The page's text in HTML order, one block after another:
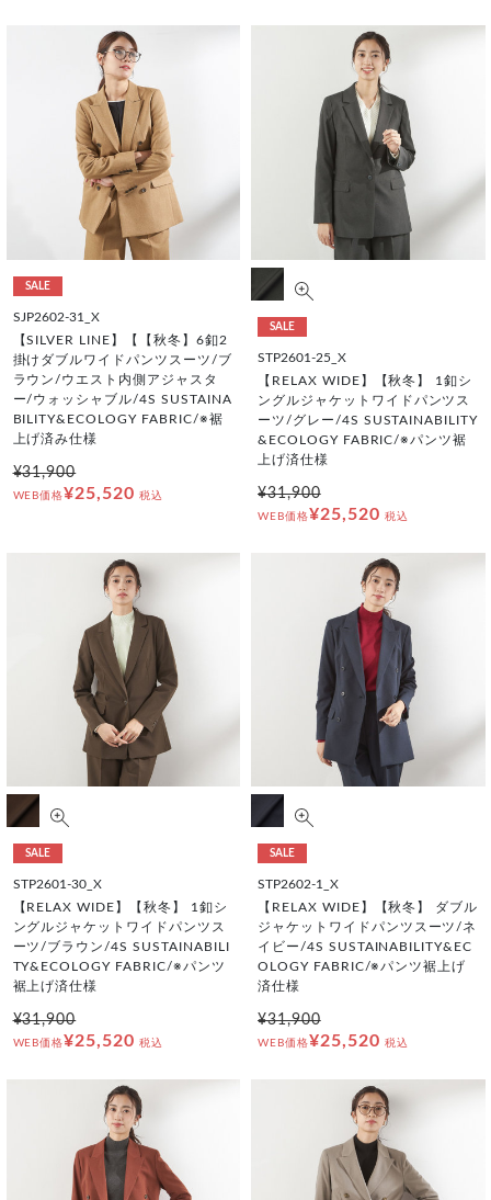
SALE
SJP2602-31_X
【SILVER LINE】【【秋冬】6釦2
掛けダブルワイドパンツスーツ/ブ
ラウン/ウエスト内側アジャスタ
ー/ウォッシャブル/4S SUSTAINA
BILITY&ECOLOGY FABRIC/※裾
上げ済み仕様
¥31,900
WEB価格¥25,520 税込
SALE
STP2601-25_X
【RELAX WIDE】【秋冬】 1釦シ
ングルジャケットワイドパンツス
ーツ/グレー/4S SUSTAINABILITY
&ECOLOGY FABRIC/※パンツ裾
上げ済仕様
¥31,900
WEB価格¥25,520 税込
SALE
STP2601-30_X
【RELAX WIDE】【秋冬】 1釦シ
ングルジャケットワイドパンツス
ーツ/ブラウン/4S SUSTAINABILI
TY&ECOLOGY FABRIC/※パンツ
裾上げ済仕様
¥31,900
WEB価格¥25,520 税込
SALE
STP2602-1_X
【RELAX WIDE】【秋冬】 ダブル
ジャケットワイドパンツスーツ/ネ
イビー/4S SUSTAINABILITY&EC
OLOGY FABRIC/※パンツ裾上げ
済仕様
¥31,900
WEB価格¥25,520 税込